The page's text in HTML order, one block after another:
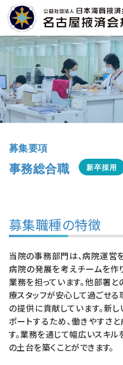
募集要項
事務総合職 新卒採用
募集職種の特徴
当院の事務部門は、病院運営
病院の発展を考えチームを作
業務を担っています。他部署
療スタッフが安心して過ごせ
の提供に貢献しています。新
ポートするため、働きやすさ
す。業務を通じて幅広いスキ
の土台を築くことができます。